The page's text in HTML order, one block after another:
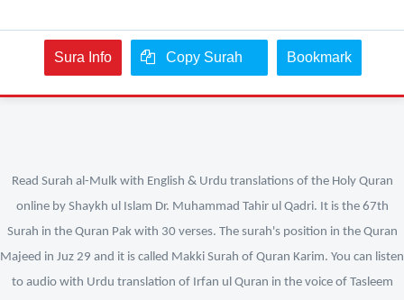
Sura Info Copy Surah Bookmark
Read Surah al-Mulk with English & Urdu translations of the Holy Quran
online by Shaykh ul Islam Dr. Muhammad Tahir ul Qadri. It is the 67th
Surah in the Quran Pak with 30 verses. The surah's position in the Quran
Majeed in Juz 29 and it is called Makki Surah of Quran Karim. You can listen
to audio with Urdu translation of Irfan ul Quran in the voice of Tasleem